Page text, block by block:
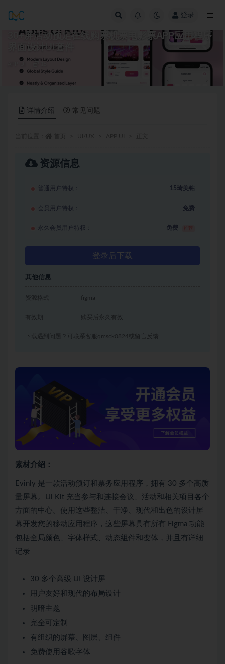
登录
30+屏活动预定在线购票机票电影票APP应用程序
界面设计UI套件
详情介绍 常见问题
资源信息
普通用户特权： 15琦美钻
会员用户特权： 免费
永久会员用户特权： 免费
登录后下载
其他信息
资源格式 figma
有效期 购买后永久有效
下载遇到问题？可联系客服qmsck0824或留言反馈
素材介绍：
Evinly 是一款活动预订和票务应用程序，拥有 30 多个高质
量屏幕。Ul Kit 充当参与和连接会议、活动和相关项目各个
方面的中心。使用这些整洁、干净、现代和出色的设计屏
幕开发您的移动应用程序，这些屏幕具有所有 Figma 功能
包括全局颜色、字体样式、动态组件和变体，并且有详细
记录
30 多个高级 UI 设计屏
用户友好和现代的布局设计
明暗主题
完全可定制
有组织的屏幕、图层、组件
免费使用谷歌字体